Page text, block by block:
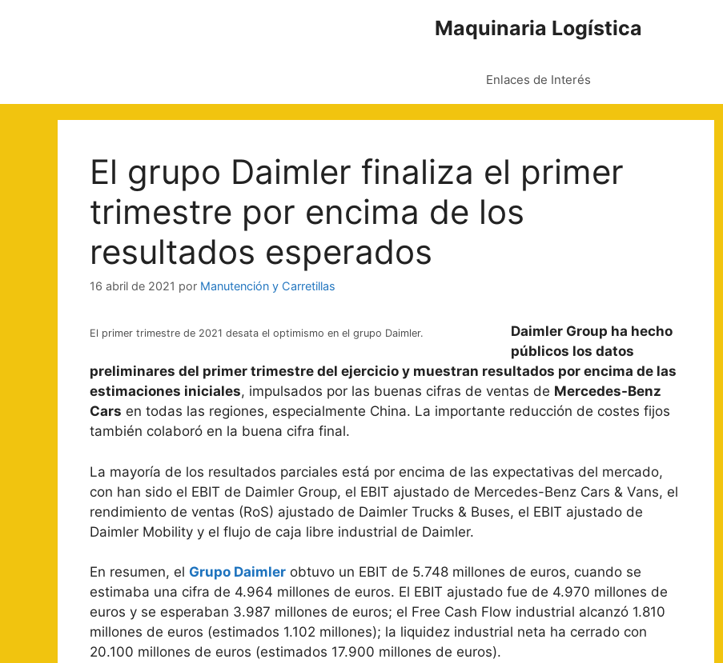
Maquinaria Logística
Enlaces de Interés
El grupo Daimler finaliza el primer
trimestre por encima de los
resultados esperados
16 abril de 2021 por Manutención y Carretillas
El primer trimestre de 2021 desata el optimismo en el grupo Daimler.
Daimler Group ha hecho
públicos los datos
preliminares del primer trimestre del ejercicio y muestran resultados por encima de las
estimaciones iniciales, impulsados por las buenas cifras de ventas de Mercedes-Benz
Cars en todas las regiones, especialmente China. La importante reducción de costes fijos
también colaboró en la buena cifra final.
La mayoría de los resultados parciales está por encima de las expectativas del mercado,
con han sido el EBIT de Daimler Group, el EBIT ajustado de Mercedes-Benz Cars & Vans, el
rendimiento de ventas (RoS) ajustado de Daimler Trucks & Buses, el EBIT ajustado de
Daimler Mobility y el flujo de caja libre industrial de Daimler.
En resumen, el Grupo Daimler obtuvo un EBIT de 5.748 millones de euros, cuando se
estimaba una cifra de 4.964 millones de euros. El EBIT ajustado fue de 4.970 millones de
euros y se esperaban 3.987 millones de euros; el Free Cash Flow industrial alcanzó 1.810
millones de euros (estimados 1.102 millones); la liquidez industrial neta ha cerrado con
20.100 millones de euros (estimados 17.900 millones de euros).